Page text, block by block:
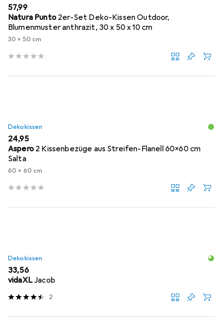
EUR
57,99
Natura Punto 2er-Set Deko-Kissen Outdoor,
Blumenmuster anthrazit, 30 x 50 x 10 cm
30 x 50 cm
Dekokissen
EUR
24,95
Aspero 2 Kissenbezüge aus Streifen-Flanell 60x60 cm
Salta
60 x 60 cm
Dekokissen
EUR
33,56
vidaXL Jacob
2